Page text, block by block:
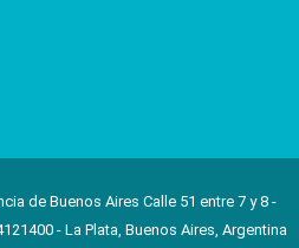
de Buenos Aires Calle 51 entre 7 y 8 -
- La Plata, Buenos Aires, Argentina